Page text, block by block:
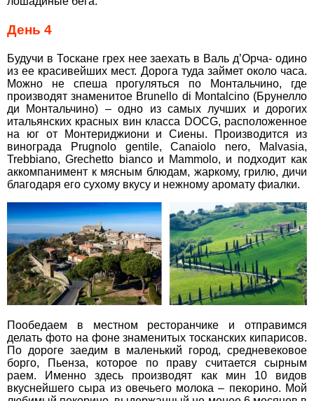
День 4
Будучи в Тоскане грех нее заехать в Валь д’Орча- одино
из ее красивейших мест. Дорога туда займет около часа.
Можно не спеша прогуляться по Монтальчино, где
производят знаменитое Brunello di Montalcino (Брунелло
ди Монтальчино) – одно из самых лучших и дорогих
итальянских красных вин класса DOCG, расположенное
на юг от Монтериджиони и Сиены. Производится из
винограда Prugnolo gentile, Canaiolo nero, Malvasia,
Trebbiano, Grechetto bianco и Mammolo, и подходит как
аккомпанимент к мясным блюдам, жаркому, грилю, дичи
благодаря его сухому вкусу и нежному аромату фиалки.
Пообедаем в местном ресторанчике и отправимся
делать фото на фоне знаменитых тосканских кипарисов.
По дороге заедим в маленький город, средневековое
борго, Пьенза, которое по праву считается сырным
раем. Именно здесь производят как мин 10 видов
вкуснейшего сыра из овечьего молока – пекорино. Мой
×
*ВАШЕ ІМ'Я
*E-MAIL
* ТЕЛЕФОН